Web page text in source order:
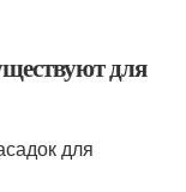
для
для